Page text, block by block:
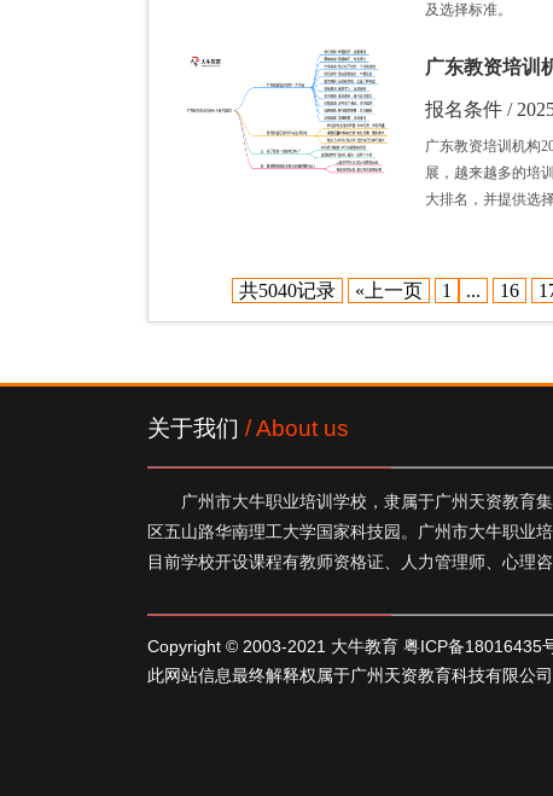
及选择标准。
广东教资培训
报名条件 /
广东教资培训机构
展，越来越多的培
大排名，并提供选
共5040记录 «上一页 1 ... 16
关于我们 / About us
广州市大牛职业培训学校，隶属于广州天资教育
区五山路华南理工大学国家科技园。广州市大牛职业
目前学校开设课程有教师资格证、人力管理师、心理
Copyright © 2003-2021 大牛教育 粤ICP备18016435
此网站信息最终解释权属于广州天资教育科技有限公司